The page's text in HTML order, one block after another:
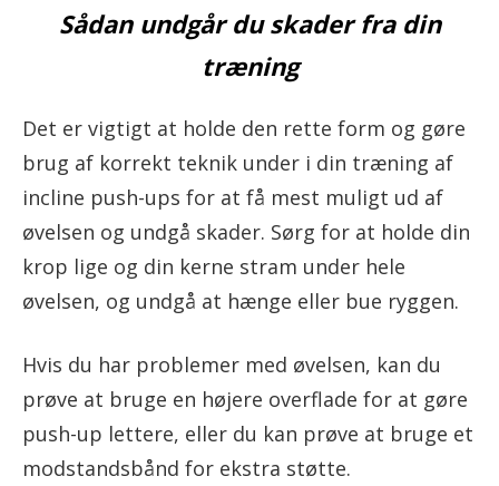
Sådan undgår du skader fra din
træning
Det er vigtigt at holde den rette form og gøre
brug af korrekt teknik under i din træning af
incline push-ups for at få mest muligt ud af
øvelsen og undgå skader. Sørg for at holde din
krop lige og din kerne stram under hele
øvelsen, og undgå at hænge eller bue ryggen.
Hvis du har problemer med øvelsen, kan du
prøve at bruge en højere overflade for at gøre
push-up lettere, eller du kan prøve at bruge et
modstandsbånd for ekstra støtte.